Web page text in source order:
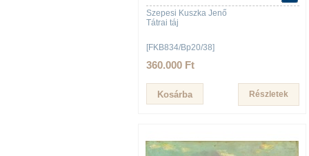
Szepesi Kuszka Jenő
Tátrai táj
[FKB834/Bp20/38]
360.000 Ft
Részletek